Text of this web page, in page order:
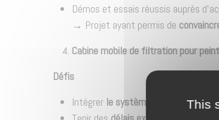
Démos et essais réussis auprès
→ Projet ayant permis de
Cabine mobile de filtration pour
Défis
Intégrer le système de filtrationThis